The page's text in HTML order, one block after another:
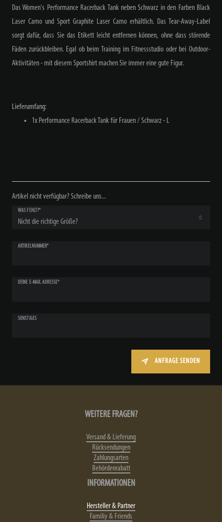
Das Women's Performance Racerback Tank neben Schwarz in den Farben Black
Laser Camo und Sport Graphite Laser Camo erhältlich. Das Tear-Away-Label
sorgt dafür, dass Sie das Etikett leicht entfernen können, ohne dass störende
Fäden zurückbleiben. Egal ob beim Training im Fitnessstudio oder bei Outdoor-
Aktivitäten - mit diesem Sportshirt machen Sie immer eine gute Figur.
Lieferumfang:
1x Performance Racerback Tank für Frauen / Schwarz - L
Artikel nicht verfügbar? Schreibe uns...
WAS FEHLT?*
ARTIKELNUMMER*
DEINE E-MAIL ADRESSE*
SONSTIGES
ANFRAGE SENDEN
WEITERE FRAGEN?
Versand & Lieferung
Rücksendungen
Zahlungsarten
Behördenrabatt
INFORMATIONEN
Hersteller & Partner
Familiy & Friends